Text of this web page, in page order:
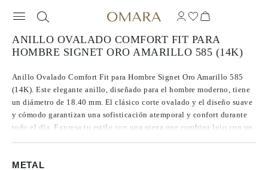
ANILLO OVALADO COMFORT FIT PARA
HOMBRE SIGNET ORO AMARILLO 585 (14K)
Anillo Ovalado Comfort Fit para Hombre Signet Oro Amarillo 585
(14K). Este elegante anillo, diseñado para el hombre moderno, tiene
un diámetro de 18.40 mm. El clásico corte ovalado y el diseño suave
y cómodo garantizan una sofisticación atemporal y confort durante
todo el día. Expresa tu estilo con una pieza que combina lujo con un
METAL